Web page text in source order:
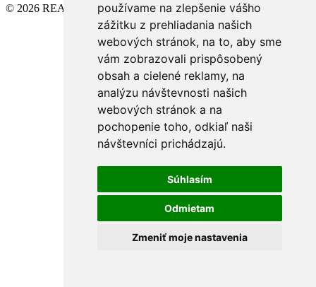
používame na zlepšenie vášho
zážitku z prehliadania našich
webových stránok, na to, aby sme
vám zobrazovali prispôsobený
obsah a cielené reklamy, na
analýzu návštevnosti našich
webových stránok a na
pochopenie toho, odkiaľ naši
návštevníci prichádzajú.
Súhlasím
Odmietam
Zmeniť moje nastavenia
© 2026 REAL VISION